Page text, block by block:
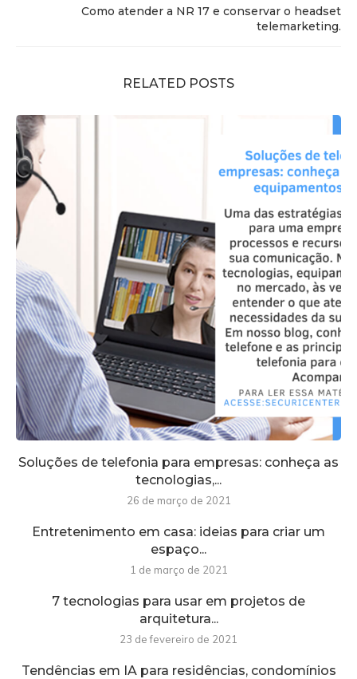
Como atender a NR 17 e conservar o headset
telemarketing.
RELATED POSTS
Soluções de telefonia para empresas: conheça as
tecnologias,...
26 de março de 2021
Entretenimento em casa: ideias para criar um
espaço...
1 de março de 2021
7 tecnologias para usar em projetos de
arquitetura...
23 de fevereiro de 2021
Tendências em IA para residências, condomínios